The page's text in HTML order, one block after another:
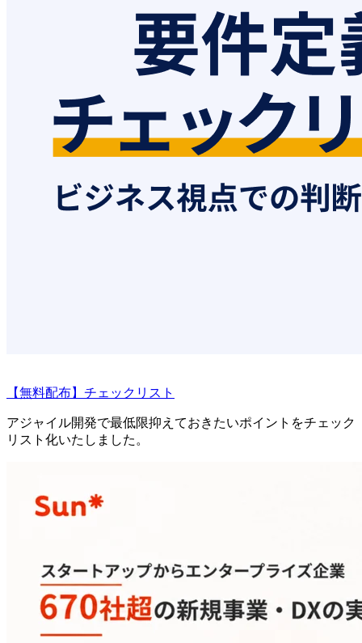
【無料配布】チェックリスト
アジャイル開発で最低限抑えておきたいポイントをチェック
リスト化いたしました。